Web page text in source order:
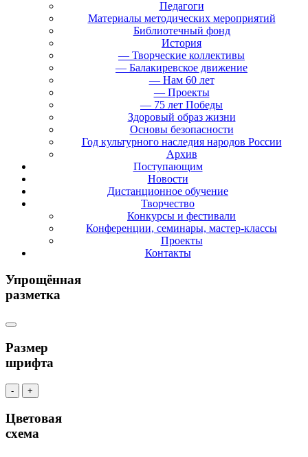
Педагоги
Материалы методических мероприятий
Библиотечный фонд
История
— Творческие коллективы
— Балакиревское движение
— Нам 60 лет
— Проекты
— 75 лет Победы
Здоровый образ жизни
Основы безопасности
Год культурного наследия народов России
Архив
Поступающим
Новости
Дистанционное обучение
Творчество
Конкурсы и фестивали
Конференции, семинары, мастер-классы
Проекты
Контакты
Упрощённая
разметка
Размер
шрифта
- +
Цветовая
схема